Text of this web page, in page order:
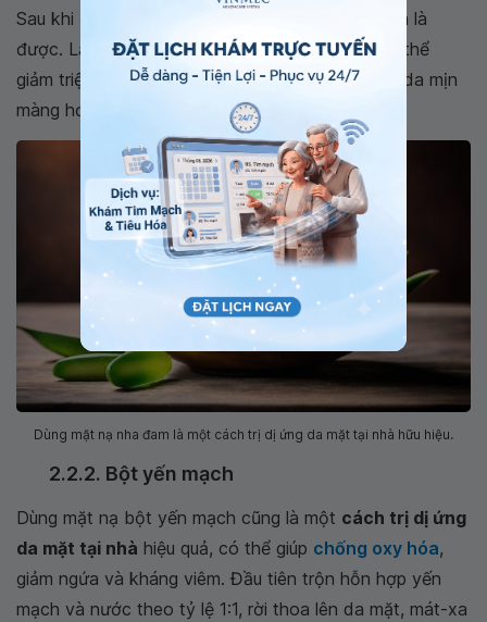
Sau khi đắp xong lấy nước ấm rửa mặt thật sạch là
được. Lặp lại biện pháp này hai lần một tuần có thể
giảm triệu chứng dị ứng cực kỳ hiệu quả, dưỡng da mịn
màng hơn.
Dùng mặt nạ nha đam là một cách trị dị ứng da mặt tại nhà hữu hiệu.
2.2.2. Bột yến mạch
Dùng mặt nạ bột yến mạch cũng là một cách trị dị ứng
da mặt tại nhà hiệu quả, có thể giúp chống oxy hóa,
giảm ngứa và kháng viêm. Đầu tiên trộn hỗn hợp yến
mạch và nước theo tỷ lệ 1:1, rời thoa lên da mặt, mát-xa